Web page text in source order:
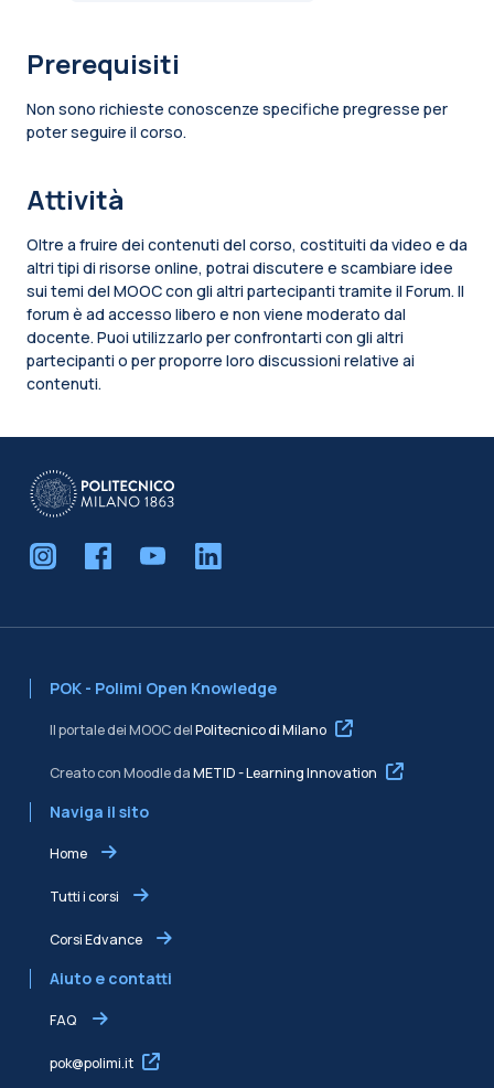
Prerequisiti
Non sono richieste conoscenze specifiche pregresse per
poter seguire il corso.
Attività
Oltre a fruire dei contenuti del corso, costituiti da video e da
altri tipi di risorse online, potrai discutere e scambiare idee
sui temi del MOOC con gli altri partecipanti tramite il Forum. Il
forum è ad accesso libero e non viene moderato dal
docente. Puoi utilizzarlo per confrontarti con gli altri
partecipanti o per proporre loro discussioni relative ai
contenuti.
Blocchi
POK - Polimi Open Knowledge
Il portale dei MOOC delPolitecnico di Milano
Creato con Moodle daMETID - Learning Innovation
Naviga il sito
Home
Tutti i corsi
Corsi Edvance
Aiuto e contatti
FAQ
pok@polimi.it